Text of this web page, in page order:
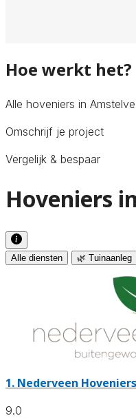
Hoe werkt het?
Alle hoveniers in
Omschrijf je project
Vergelijk & bespaar
Hoveniers
Alle diensten 🌿 Tuinaanleg
1. Nederveen Hoveniers
9.0